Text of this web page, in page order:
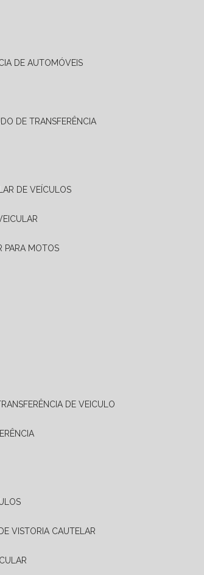
DE AUTOMÓVEIS
DE TRANSFERÊNCIA
DE VEÍCULOS
PARA MOTOS
DE VEICULO
DE VISTORIA CAUTELAR